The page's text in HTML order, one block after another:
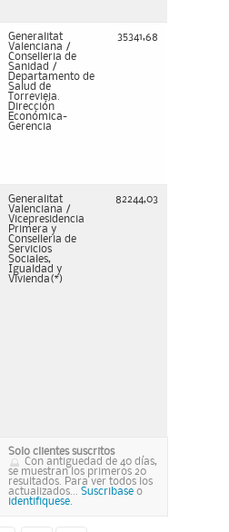
Generalitat
Valenciana /
Conselleria de
Sanidad /
Departamento de
Salud de
Torrevieja.
Dirección
Económica-
Gerencia
35341,68
Generalitat
Valenciana /
Vicepresidencia
Primera y
Conselleria de
Servicios
Sociales,
Igualdad y
Vivienda(*)
82244,03
Solo clientes suscritos
Con antiguedad de 40 días,
se muestran los primeros 20
resultados. Para ver todos los
actualizados... Suscribase o
identifiquese.